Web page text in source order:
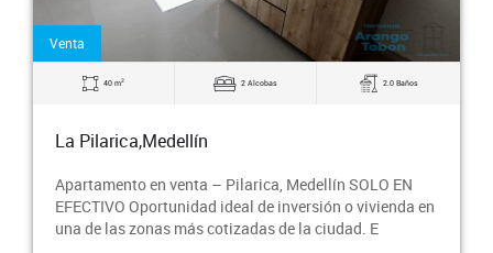
Venta
40 m2 2 Alcobas 2.0 Baños
La Pilarica,Medellín
Apartamento en venta – Pilarica, Medellín SOLO EN
EFECTIVO Oportunidad ideal de inversión o vivienda en
una de las zonas más cotizadas de la ciudad. E